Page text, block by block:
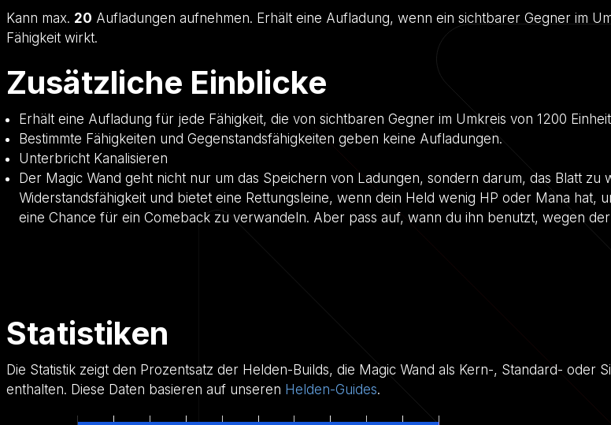
Kann max. 20 Aufladungen aufnehmen. Erhält eine Aufladung, wenn ein sichtbarer Gegner im
Fähigkeit wirkt.
Zusätzliche Einblicke
Erhält eine Aufladung für jede Fähigkeit, die von sichtbaren Gegner im Umkreis von 1200
Bestimmte Fähigkeiten und Gegenstandsfähigkeiten geben keine Aufladungen.
Unterbricht Kanalisieren
Der Magic Wand geht nicht nur um das Speichern von Ladungen, sondern darum, das Blatt zu
Widerstandsfähigkeit und bietet eine Rettungsleine, wenn dein Held wenig HP oder Mana hat,
eine Chance für ein Comeback zu verwandeln. Aber pass auf, wann du ihn benutzt, wegen
Statistiken
Die Statistik zeigt den Prozentsatz der Helden-Builds, die Magic Wand als Kern-, Standard- oder
enthalten. Diese Daten basieren auf unseren Helden-Guides.